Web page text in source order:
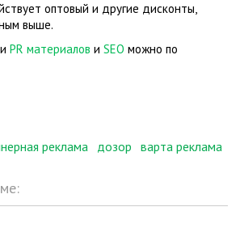
оптовый и другие дисконты,
выше.
PR материалов и SEO можно по
реклама дозор варта реклама